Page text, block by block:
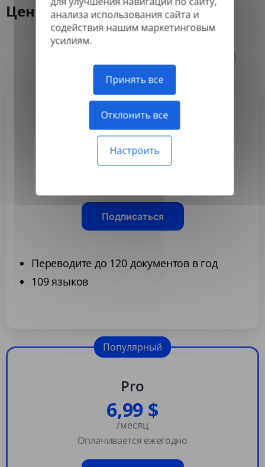
анализа использования сайта и
содействия нашим маркетинговым
усилиям.
Принять все
Отклонить все
Настроить
Цены
Basic
3,99 $
/месяц
Подписаться
Переводите до 120 документов в год
109 языков
Pro
6,99 $
/месяц
Оплачивается ежегодно
Популярный